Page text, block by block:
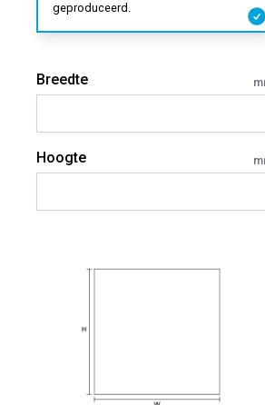
geproduceerd.
Breedte
Hoogte